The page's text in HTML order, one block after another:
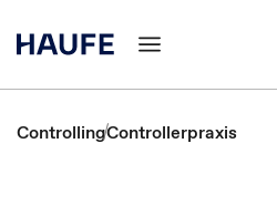
ControllingControllerpraxis